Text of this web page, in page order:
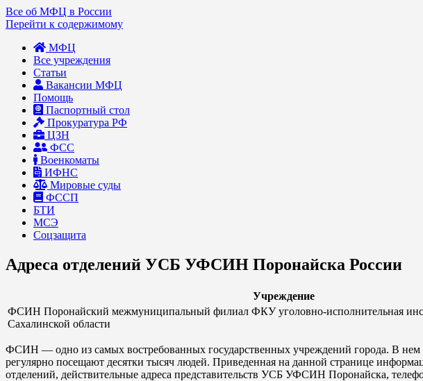
Все об МФЦ в России
Перейти к содержимому
МФЦ
Все учреждения
Статьи
Вакансии МФЦ
Помощь
Паспортный стол
Прокуратура РФ
ЦЗН
ФСС
Военкоматы
ИФНС
Мировые суды
ФССП
БТИ
МСЭ
Соцзащита
Адреса отделений УСБ УФСИН Поронайска России
Учреждение
ФСИН Поронайский межмуниципальный филиал ФКУ уголовно-исполнительная
Сахалинской области
ФСИН — одно из самых востребованных государственных учреждений города. В нем
регулярно посещают десятки тысяч людей. Приведенная на данной странице
отделений, действительные адреса представительств УСБ УФСИН Поронайска,